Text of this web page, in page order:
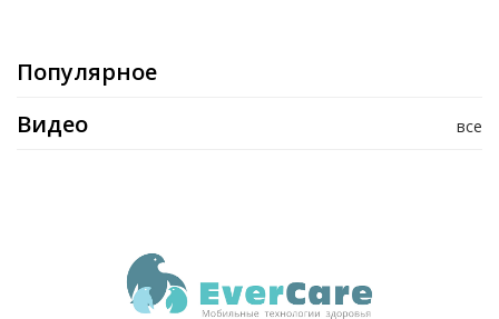
Популярное
все
Видео